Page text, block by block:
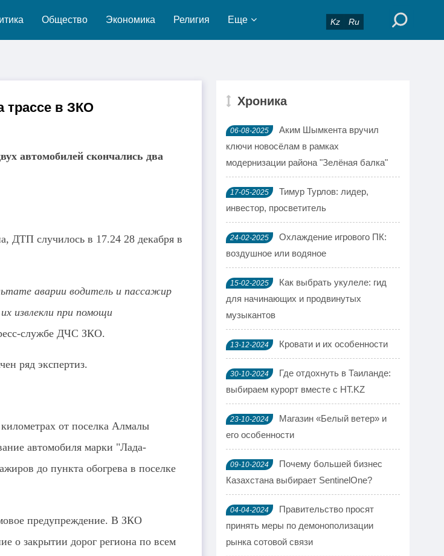
Kz Ru
Общество Экономика Религия Еще
трассе в ЗКО
автомобилей скончались два
ДТП случилось в 17.24 28 декабря в
аварии водитель и пассажир
извлекли при помощи
службе ДЧС ЗКО.
ряд экспертиз.
от поселка Алмалы
автомобиля марки "Лада-
до пункта обогрева в поселке
предупреждение. В ЗКО
о закрытии дорог региона по всем
Хроника
06-08-2025
Аким Шымкента вручил
ключи новосёлам в рамках
модернизации района "Зелёная балка"
17-05-2025
Тимур Турлов: лидер,
инвестор, просветитель
24-02-2025
Охлаждение игрового ПК:
воздушное или водяное
15-02-2025
Как выбрать укулеле: гид
для начинающих и продвинутых
музыкантов
13-12-2024 Кровати и их особенности
30-10-2024
Где отдохнуть в Таиланде:
выбираем курорт вместе с HT.KZ
23-10-2024
Магазин «Белый ветер» и
его особенности
09-10-2024
Почему большей бизнес
Казахстана выбирает SentinelOne?
04-04-2024
Правительство просят
принять меры по демонополизации
рынка сотовой связи